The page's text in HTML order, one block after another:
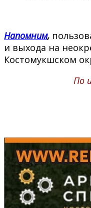
Напомним,
и выхода на
Костомукшском
По